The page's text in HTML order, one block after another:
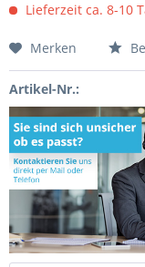
Lieferzeit ca. 8-10
Merken
Artikel-Nr.: